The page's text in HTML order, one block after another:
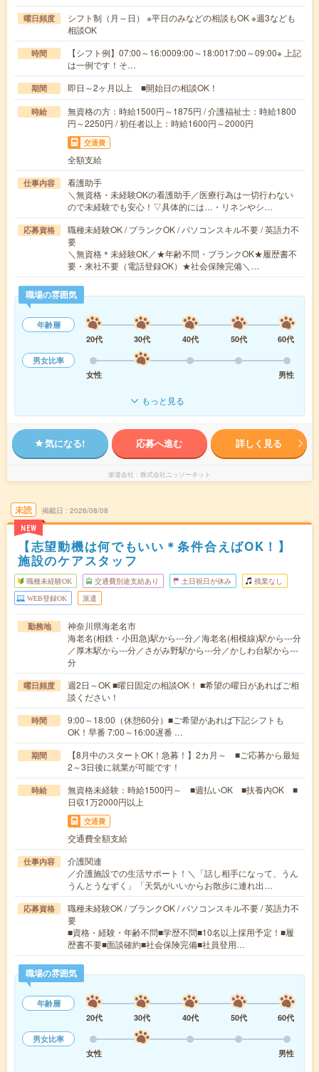
曜日頻度
シフト制（月～日） ※平日のみなどの相談もOK ※週3なども
相談OK
時間
【シフト例】07:00～16:0009:00～18:0017:00～09:00※ 上記
は一例です！そ…
期間 即日～2ヶ月以上 ■開始日の相談OK！
時給
無資格の方：時給1500円～1875円 / 介護福祉士：時給1800
円～2250円 / 初任者以上：時給1600円～2000円
交通費
全額支給
仕事内容
看護助手
＼無資格・未経験OKの看護助手／医療行為は一切行わない
ので未経験でも安心！▽具体的には…・リネンやシ…
応募資格
職種未経験OK / ブランクOK / パソコンスキル不要 / 英語力不
要
＼無資格＊未経験OK／★年齢不問・ブランクOK★履歴書不
要・来社不要（電話登録OK）★社会保険完備＼…
職場の雰囲気
年齢層
20代
30代 40代 50代
60代
男女比率
女性
男性
もっと見る
気になる! 応募へ進む 詳しく見る
派遣会社 株式会社ニッソーネット
未読
NEW
掲載日 2026/08/08
【志望動機は何でもいい＊条件合えばOK！】
施設のケアスタッフ
職種未経験OK 交通費別途支給あり 土日祝日が休み 残業なし
WEB登録OK 派遣
勤務地
神奈川県海老名市
海老名(相鉄・小田急)駅から---分／海老名(相模線)駅から---分
／厚木駅から---分／さがみ野駅から---分／かしわ台駅から---
分
曜日頻度
週2日～OK ■曜日固定の相談OK！ ■希望の曜日があればご相
談ください！
時間
9:00～18:00（休憩60分）■ご希望があれば下記シフトも
OK！早番 7:00～16:00遅番 …
期間
【8月中のスタートOK！急募！】2カ月～ ■ご応募から最短
2～3日後に就業が可能です！
時給
無資格未経験：時給1500円～ ■週払いOK ■扶養内OK ■
日収1万2000円以上
交通費
交通費全額支給
仕事内容
介護関連
／介護施設での生活サポート！＼「話し相手になって、うん
うんとうなずく」「天気がいいからお散歩に連れ出…
応募資格
職種未経験OK / ブランクOK / パソコンスキル不要 / 英語力不
要
■資格・経験・年齢不問■学歴不問■10名以上採用予定！■履
歴書不要■面談確約■社会保険完備■社員登用…
職場の雰囲気
年齢層
20代
30代 40代 50代
60代
男女比率
女性
男性